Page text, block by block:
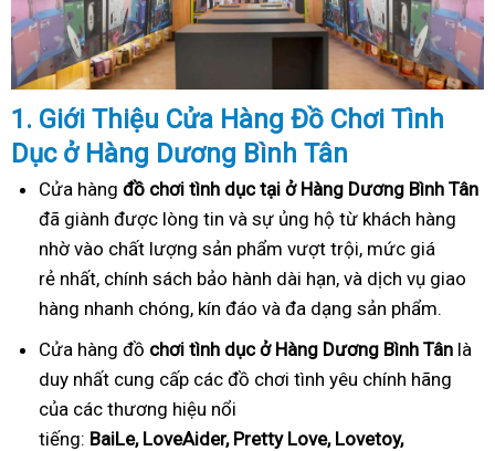
1. Giới Thiệu Cửa Hàng Đồ Chơi Tình
Dục ở Hàng Dương Bình Tân
Cửa hàng đồ chơi tình dục tại ở Hàng Dương Bình Tân
đã giành được lòng tin và sự ủng hộ từ khách hàng
nhờ vào chất lượng sản phẩm vượt trội, mức giá
rẻ nhất, chính sách bảo hành dài hạn, và dịch vụ giao
hàng nhanh chóng, kín đáo và đa dạng sản phẩm.
Cửa hàng đồ chơi tình dục ở Hàng Dương Bình Tân là
duy nhất cung cấp các đồ chơi tình yêu chính hãng
của các thương hiệu nổi
tiếng: BaiLe, LoveAider, Pretty Love, Lovetoy,